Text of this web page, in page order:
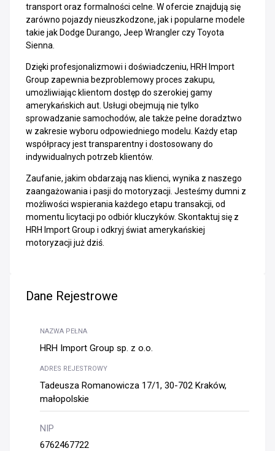
transport oraz formalności celne. W ofercie znajdują się
zarówno pojazdy nieuszkodzone, jak i popularne modele
takie jak Dodge Durango, Jeep Wrangler czy Toyota
Sienna.
Dzięki profesjonalizmowi i doświadczeniu, HRH Import
Group zapewnia bezproblemowy proces zakupu,
umożliwiając klientom dostęp do szerokiej gamy
amerykańskich aut. Usługi obejmują nie tylko
sprowadzanie samochodów, ale także pełne doradztwo
w zakresie wyboru odpowiedniego modelu. Każdy etap
współpracy jest transparentny i dostosowany do
indywidualnych potrzeb klientów.
Zaufanie, jakim obdarzają nas klienci, wynika z naszego
zaangażowania i pasji do motoryzacji. Jesteśmy dumni z
możliwości wspierania każdego etapu transakcji, od
momentu licytacji po odbiór kluczyków. Skontaktuj się z
HRH Import Group i odkryj świat amerykańskiej
motoryzacji już dziś.
Dane Rejestrowe
NAZWA PEŁNA
HRH Import Group sp. z o.o.
ADRES REJESTROWY
Tadeusza Romanowicza 17/1, 30-702 Kraków,
małopolskie
NIP
6762467722